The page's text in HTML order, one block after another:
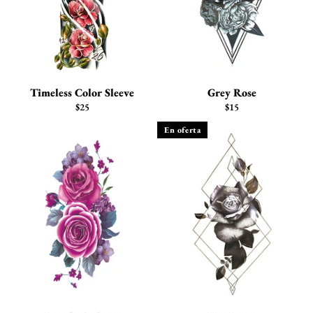
Timeless Color Sleeve
Precio
$25
Grey Rose
Precio
$15
En oferta